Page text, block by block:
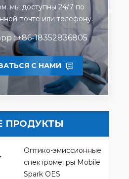
мы доступны 24/7 по
почте или телефону.
: +86-18352836805
С НАМИ
ПРОДУКТЫ
Оптико-эмиссионные
спектрометры Mobile
Spark OES